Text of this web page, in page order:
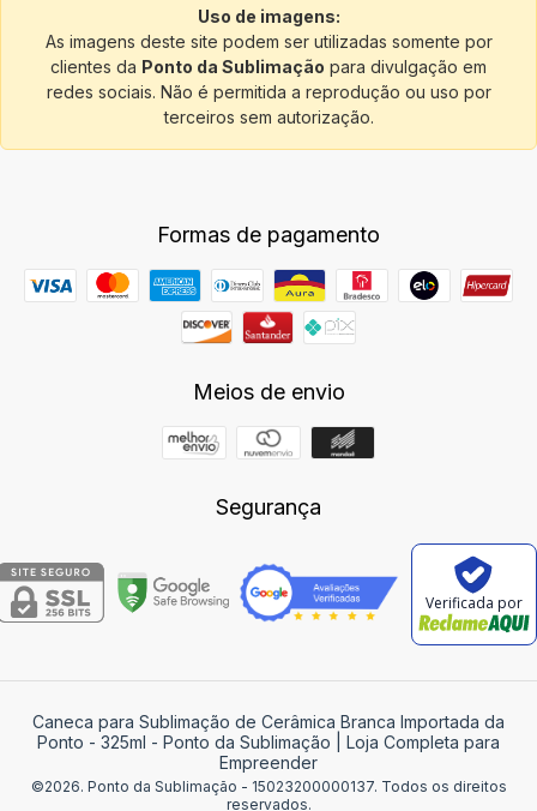
Uso de imagens:
As imagens deste site podem ser utilizadas somente por
clientes da Ponto da Sublimação para divulgação em
redes sociais. Não é permitida a reprodução ou uso por
terceiros sem autorização.
Formas de pagamento
Meios de envio
Segurança
Verificada por
Caneca para Sublimação de Cerâmica Branca Importada da
Ponto - 325ml - Ponto da Sublimação | Loja Completa para
Empreender
©2026. Ponto da Sublimação - 15023200000137. Todos os direitos
reservados.